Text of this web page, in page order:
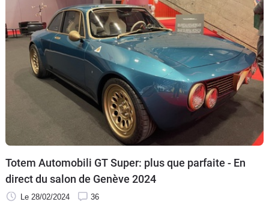
Dalbera, Pierre-Olivier Marie de nous donner leur avis
quelques minutes seulement après l'avoir vue pour la
première fois.
Totem Automobili GT Super: plus que parfaite - En
direct du salon de Genève 2024
Le 28/02/2024 36